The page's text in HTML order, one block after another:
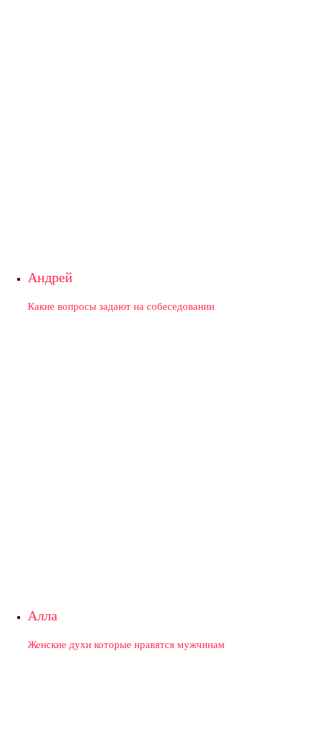
Андрей
Какие вопросы задают на собеседовании
Алла
Женские духи которые нравятся мужчинам